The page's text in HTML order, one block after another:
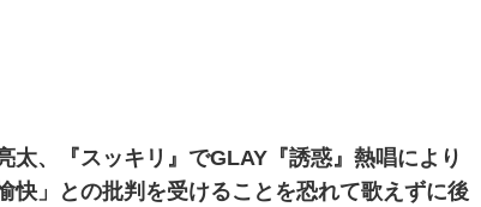
太、『スッキリ』でGLAY『誘惑』熱唱により
愉快」との批判を受けることを恐れて歌えずに後